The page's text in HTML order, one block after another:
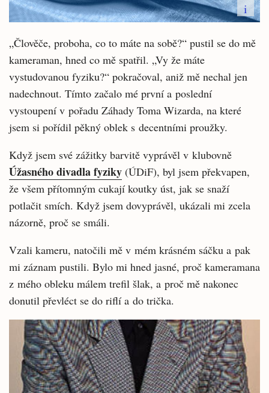
i
„Člověče, proboha, co to máte na sobě?“ pustil se do mě
kameraman, hned co mě spatřil. „Vy že máte
vystudovanou fyziku?“ pokračoval, aniž mě nechal jen
nadechnout. Tímto začalo mé první a poslední
vystoupení v pořadu Záhady Toma Wizarda, na které
jsem si pořídil pěkný oblek s decentními proužky.
Když jsem své zážitky barvitě vyprávěl v klubovně
Úžasného divadla fyziky (ÚDiF), byl jsem překvapen,
že všem přítomným cukají koutky úst, jak se snaží
potlačit smích. Když jsem dovyprávěl, ukázali mi zcela
názorně, proč se smáli.
Vzali kameru, natočili mě v mém krásném sáčku a pak
mi záznam pustili. Bylo mi hned jasné, proč kameramana
z mého obleku málem trefil šlak, a proč mě nakonec
donutil převléct se do riflí a do trička.